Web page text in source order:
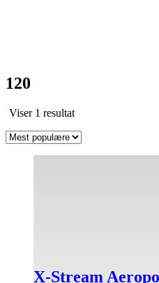
120
Viser 1 resultat
X-Stream
varesiden